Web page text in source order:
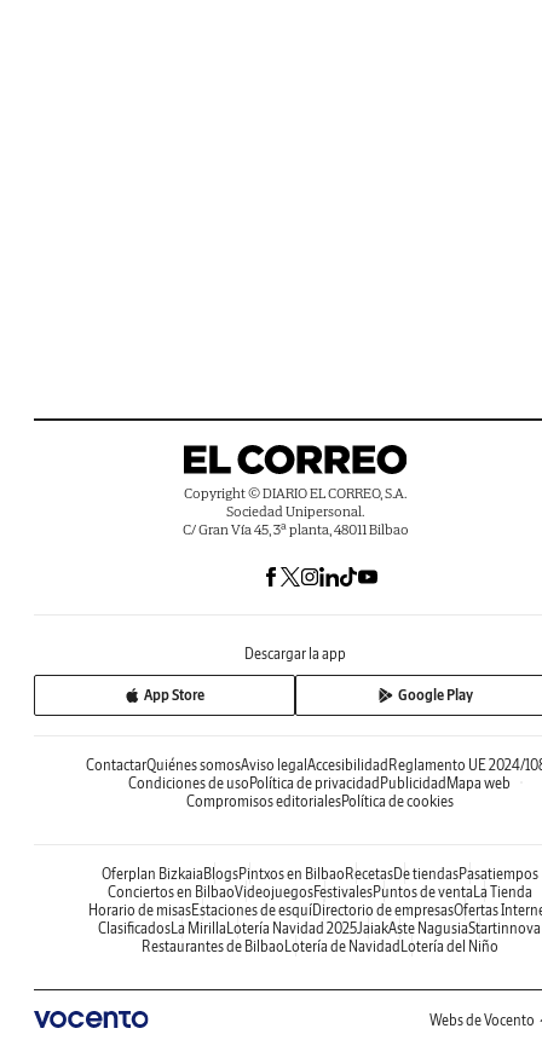
Copyright © DIARIO EL CORREO, S.A.
Sociedad Unipersonal.
C/ Gran Vía 45, 3ª planta, 48011 Bilbao
Descargar la app
App Store Google Play
ContactarQuiénes somosAviso legal Accesibilidad Reglamento UE 2024/
Condiciones de uso Política de privacidad Publicidad Mapa web
Compromisos editorialesPolítica de cookies
Oferplan Bizkaia BlogsPintxos en Bilbao RecetasDe tiendasPasatiempos
Conciertos en BilbaoVideojuegosFestivalesPuntos de venta La Tienda
Horario de misasEstaciones de esquíDirectorio de empresasOfertas
Clasificados La Mirilla Lotería Navidad 2025JaiakAste NagusiaStartinnova
Restaurantes de Bilbao Lotería de Navidad Lotería del Niño
Webs de Vocento